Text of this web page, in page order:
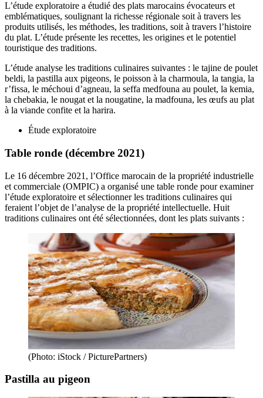
L’étude exploratoire a étudié des plats marocains évocateurs et
emblématiques, soulignant la richesse régionale soit à travers les
produits utilisés, les méthodes, les traditions, soit à travers l’histoire
du plat. L’étude présente les recettes, les origines et le potentiel
touristique des traditions.
L’étude analyse les traditions culinaires suivantes : le tajine de poulet
beldi, la pastilla aux pigeons, le poisson à la charmoula, la tangia, la
r’fissa, le méchoui d’agneau, la seffa medfouna au poulet, la kemia,
la chebakia, le nougat et la nougatine, la madfouna, les œufs au plat
à la viande confite et la harira.
Étude exploratoire
Table ronde (décembre 2021)
Le 16 décembre 2021, l’Office marocain de la propriété industrielle
et commerciale (OMPIC) a organisé une table ronde pour examiner
l’étude exploratoire et sélectionner les traditions culinaires qui
feraient l’objet de l’analyse de la propriété intellectuelle. Huit
traditions culinaires ont été sélectionnées, dont les plats suivants :
(Photo: iStock / PicturePartners)
Pastilla au pigeon